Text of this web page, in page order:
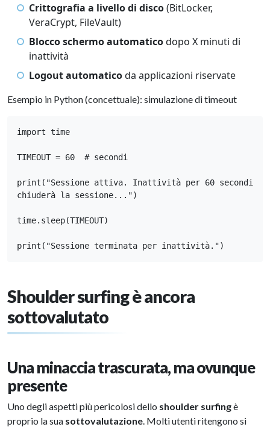
Crittografia a livello di disco(BitLocker,
VeraCrypt, FileVault)
Blocco schermo automaticodopo X minuti di
inattività
Logout automaticoda applicazioni riservate
Esempio in Python (concettuale): simulazione di timeout
import time
TIMEOUT = 60  # secondi
print("Sessione attiva. Inattività per 60 secondi
chiuderà la sessione...")
time.sleep(TIMEOUT)
print("Sessione terminata per inattività.")
Shoulder surfing è ancora
sottovalutato
Una minaccia trascurata, ma ovunque
presente
Uno degli aspetti più pericolosi dello shoulder surfingè
proprio la sua sottovalutazione. Molti utenti ritengono si